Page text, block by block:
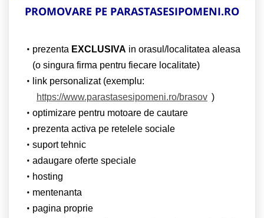
PROMOVARE PE PARASTASESIPOMENI.RO
prezenta EXCLUSIVA in orasul/localitatea aleasa
(o singura firma pentru fiecare localitate)
link personalizat (exemplu:
https://www.parastasesipomeni.ro/brasov )
optimizare pentru motoare de cautare
prezenta activa pe retelele sociale
suport tehnic
adaugare oferte speciale
hosting
mentenanta
pagina proprie